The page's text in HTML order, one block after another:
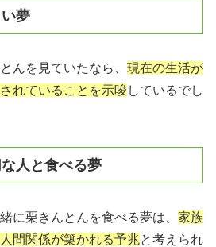
夢
んを見ていたなら、 現在の生活が
れていることを示唆 しているでし
人と食べる夢
に栗きんとんを食べる夢は、 家族
間関係が築かれる予兆と考えられ